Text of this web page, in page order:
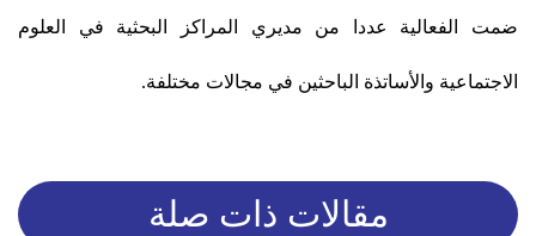
ضمت الفعالية عددا من مديري المراكز البحثية في العلوم
الاجتماعية والأساتذة الباحثين في مجالات مختلفة.
مقالات ذات صلة